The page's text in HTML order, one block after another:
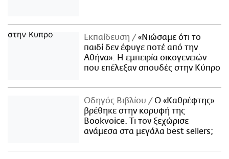
Εκπαίδευση
«Νιώσαμε ότι το
παιδί δεν έφυγε ποτέ από την
Αθήνα»: Η εμπειρία οικογενειών
που επέλεξαν σπουδές στην Κύπρο
Οδηγός Βιβλίου
Ο «Καθρέφτης»
βρέθηκε στην κορυφή της
Bookvoice. Τι τον ξεχώρισε
ανάμεσα στα μεγάλα best sellers;